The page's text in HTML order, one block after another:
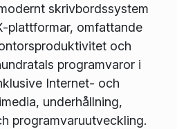
skrivbordssystem
plattformar, omfattande
och
programvaror i
Internet- och
underhållning,
programvaruutveckling.